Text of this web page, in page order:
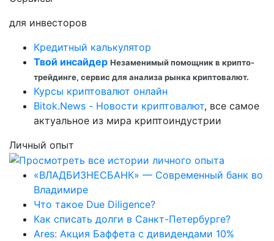
для инвесторов
Кредитный калькулятор
Твой инсайдер Незаменимый помощник в крипто-
трейдинге, сервис для анализа рынка криптовалют.
Курсы криптовалют онлайн
Bitok.News - Новости криптовалют, все самое
актуальное из мира криптоиндустрии
Личный опыт
«ВЛАДБИЗНЕСБАНК» — Современный банк во
Владимире
Что такое Due Diligence?
Как списать долги в Санкт-Петербурге?
Ares: Акция Баффета с дивидендами 10%